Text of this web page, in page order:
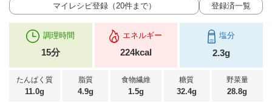
マイレシピ登録（20件まで） 登録済一覧
調理時間
15分
エネルギー
224kcal
塩分
2.3g
たんぱく質
11.0g
脂質
4.9g
食物繊維
1.5g
糖質
32.4g
野菜量
28.8g